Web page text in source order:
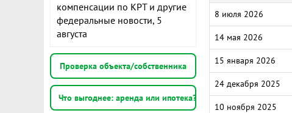
компенсации по КРТ и другие
федеральные новости, 5
августа
Проверка объекта/собственника
Что выгоднее: аренда или ипотека?
8 июля 2026
14 мая 2026
15 января 2026
24 декабря 2025
10 ноября 2025